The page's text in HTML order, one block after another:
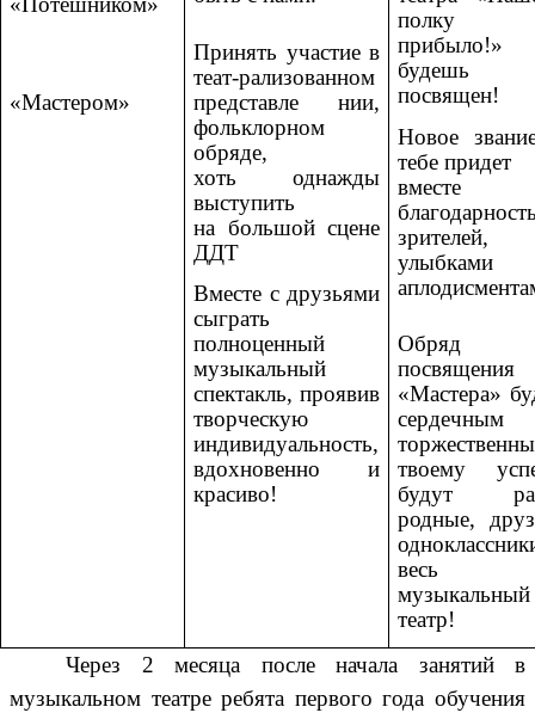
«Мастером»
Принять участие в
теат-рализованном
представле нии,
фольклорном
обряде,
хоть однажды
выступить
на большой сцене
ДДТ
Вместе с друзьями
сыграть
полноценный
музыкальный
спектакль, проявив
творческую
индивидуальность,
вдохновенно и
красиво!
полку
прибыло!»
будешь
посвящен!
Новое
тебе придет
вместе
зрителей,
Обряд
«Мастера»
твоему
будут
родные,
весь
музыкальный
театр!
Через 2 месяца после начала занятий в
музыкальном театре ребята первого года обучения